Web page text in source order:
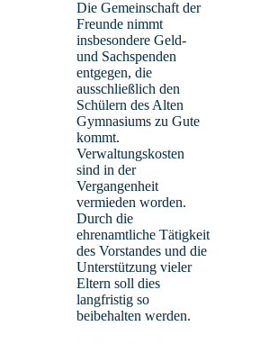
Die Gemeinschaft der
Freunde nimmt
insbesondere Geld-
und Sachspenden
entgegen, die
ausschließlich den
Schülern des Alten
Gymnasiums zu Gute
kommt.
Verwaltungskosten
sind in der
Vergangenheit
vermieden worden.
Durch die
ehrenamtliche Tätigkeit
des Vorstandes und die
Unterstützung vieler
Eltern soll dies
langfristig so
beibehalten werden.